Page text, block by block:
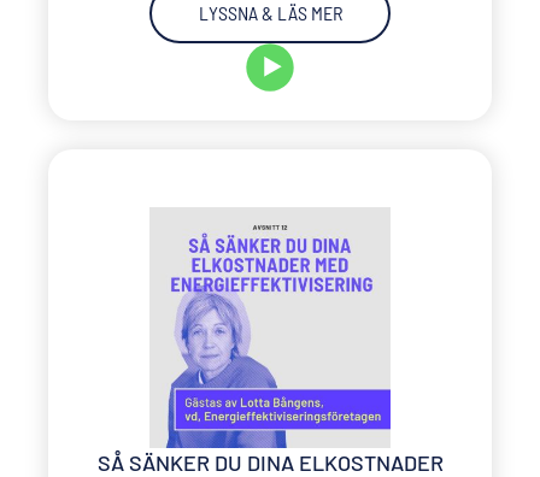
LYSSNA & LÄS MER
SÅ SÄNKER DU DINA ELKOSTNADER